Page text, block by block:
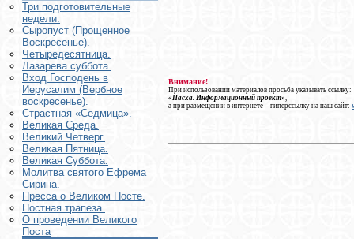
Три подготовительные
недели.
Сыропуст (Прощенное
Воскресенье).
Четыредесятница.
Лазарева суббота.
Вход Господень в
Иерусалим (Вербное
воскресенье).
Страстная «Седмица».
Великая Среда.
Великий Четверг.
Великая Пятница.
Великая Суббота.
Молитва святого Ефрема
Сирина.
Пресса о Великом Посте.
Постная трапеза.
О проведении Великого
Поста
Внимание!
При использовании материалов просьба указывать ссылку:
«Пасха. Информационный проект»,
а при размещении в интернете – гиперссылку на наш сайт: